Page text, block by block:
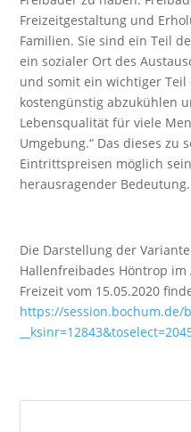
Freizeitgestaltung und
Familien. Sie sind ein Teil
ein sozialer Ort des
und somit ein wichtiger
kostengünstig abzukühlen
Lebensqualität für viele
Umgebung.“ Das dieses zu
Eintrittspreisen möglich
herausragender Bedeutung.
Die Darstellung der
Hallenfreibades Höntrop
Freizeit vom 15.05.2020
https://session.bochum.de/